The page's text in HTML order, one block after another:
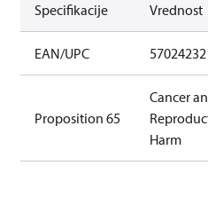
Specifikacije Vrednost
EAN/UPC
Proposition 65
Cancer
Harm